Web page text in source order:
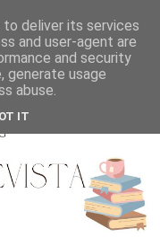
deliver its services
and user-agent are
and security
generate usage
abuse.
IT